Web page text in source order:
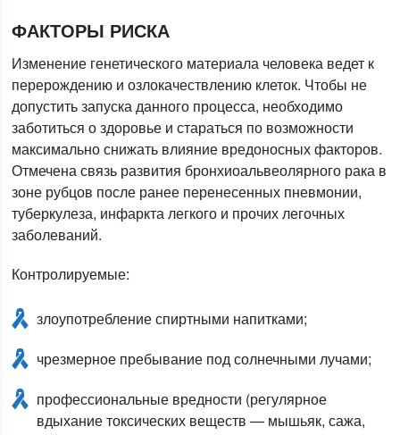
ФАКТОРЫ РИСКА
Изменение генетического материала человека ведет к
перерождению и озлокачествлению клеток. Чтобы не
допустить запуска данного процесса, необходимо
заботиться о здоровье и стараться по возможности
максимально снижать влияние вредоносных факторов.
Отмечена связь развития бронхиоальвеолярного рака в
зоне рубцов после ранее перенесенных пневмонии,
туберкулеза, инфаркта легкого и прочих легочных
заболеваний.
Контролируемые:
злоупотребление спиртными напитками;
чрезмерное пребывание под солнечными лучами;
профессиональные вредности (регулярное
вдыхание токсических веществ — мышьяк, сажа,